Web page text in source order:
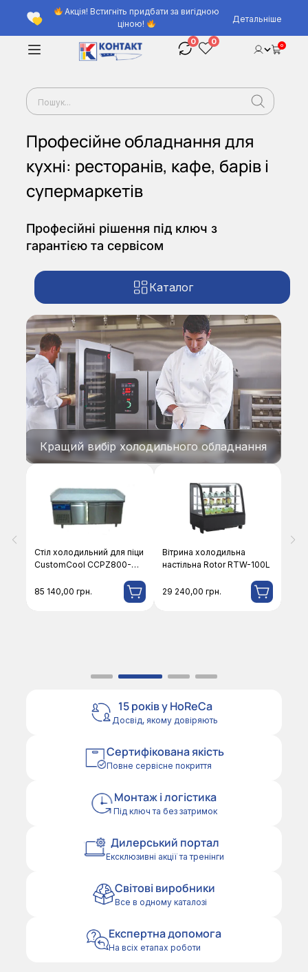
Акція! Встигніть придбати за вигідною
ціною!
Детальніше
0 0 0
Професійне обладнання для
кухні: ресторанів, кафе, барів і
супермаркетів
Професійні рішення під ключ з
гарантією та сервісом
Каталог
Кращий вибір холодильного обладнання
Стіл холодильний для піци
CustomCool CCPZ800-
85 140,00грн.
Вітрина холодильна
настільна Rotor RTW-100L
29 240,00 грн.
15 років у HoReCa
Досвід, якому довіряють
Сертифікована якість
Повне сервісне покриття
Монтаж і логістика
Під ключ та без затримок
Дилерський портал
Ексклюзивні акції та тренінги
Світові виробники
Все в одному каталозі
Експертна допомога
На всіх етапах роботи